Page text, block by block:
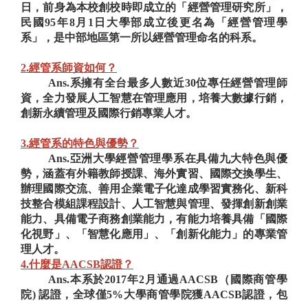
日，前身為本校創校時即成立的「經營管理研究所」，
民國95年8月1日大學部成立後更名為「經營管理學
系」，是中部地區第一所以經營管理命名的科系。
2.經管系師資如何？
Ans.系擁有全台最多人數近30位專任經營管理師
資，全力發展人工智慧在管理應用，培養大數據行銷，
創新永續管理及國際行銷專業人才。
3.經管系的特色與優勢？
Ans.亞洲大學經營管理學系在具備九大特色與優
勢，涵蓋有外籍教師授課、海外實習、國際交換學生、
辦理國際交流、善用企業電子化達成學習實務化、新科
技整合模組課程設計、人工智慧與管理、發揮創新創業
能力、具備電子商務創業能力，有能力培養具備「國際
化視野」、「智慧化應用」、「創新化能力」的專業管
理人才。
4.什麼是AACSB認證？
Ans.本系於2017年2月通過AACSB（國際商管學
院) 認證，全球僅5%大學商管學院獲AACSB認證，包